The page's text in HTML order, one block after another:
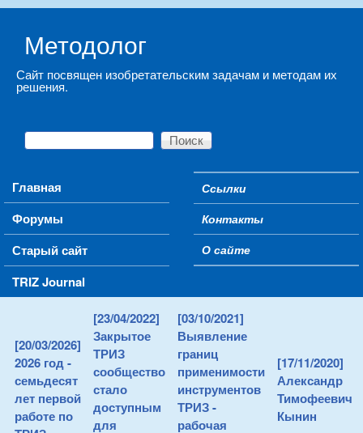
Методолог
Сайт посвящен изобретательским задачам и методам их
решения.
Форма поиска
Поиск
Main menu
Главная
Форумы
Старый сайт
TRIZ Journal
Secondary menu
Ссылки
Контакты
О сайте
[20/03/2026]
2026 год -
семьдесят
лет первой
работе по
[23/04/2022]
Закрытое
ТРИЗ
сообщество
стало
доступным
для
[03/10/2021]
Выявление
границ
применимости
инструментов
ТРИЗ -
рабочая
[17/11/2020]
Александр
Тимофеевич
Кынин